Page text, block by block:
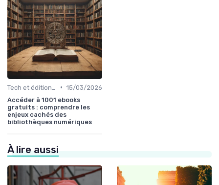
• 15/03/2026
Accéder à 1001 ebooks
gratuits : comprendre les
enjeux cachés des
bibliothèques numériques
À lire aussi